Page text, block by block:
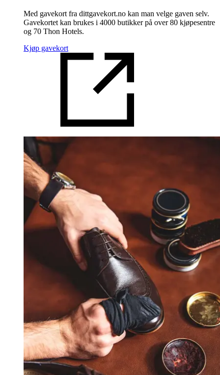
Med gavekort fra dittgavekort.no kan man velge gaven selv.
Gavekortet kan brukes i 4000 butikker på over 80 kjøpesentre
og 70 Thon Hotels.
Kjøp gavekort